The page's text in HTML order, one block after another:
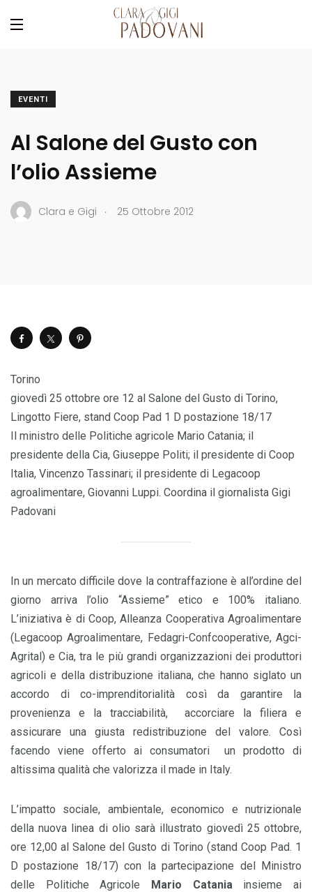
EVENTI
Al Salone del Gusto con
l’olio Assieme
Clara e Gigi . 25 Ottobre 2012
Torino
giovedì 25 ottobre ore 12 al Salone del Gusto di Torino,
Lingotto Fiere, stand Coop Pad 1 D postazione 18/17
Il ministro delle Politiche agricole Mario Catania; il
presidente della Cia, Giuseppe Politi; il presidente di Coop
Italia, Vincenzo Tassinari; il presidente di Legacoop
agroalimentare, Giovanni Luppi. Coordina il giornalista Gigi
Padovani
In un mercato difficile dove la contraffazione è all’ordine del
giorno arriva l’olio “Assieme” etico e 100% italiano.
L’iniziativa è di Coop, Alleanza Cooperativa Agroalimentare
(Legacoop Agroalimentare, Fedagri-Confcooperative, Agci-
Agrital) e Cia, tra le più grandi organizzazioni dei produttori
agricoli e della distribuzione italiana, che hanno siglato un
accordo di co-imprenditorialità così da garantire la
provenienza e la tracciabilità, accorciare la filiera e
assicurare una giusta redistribuzione del valore. Così
facendo viene offerto ai consumatori un prodotto di
altissima qualità che valorizza il made in Italy.
L’impatto sociale, ambientale, economico e nutrizionale
della nuova linea di olio sarà illustrato giovedì 25 ottobre,
ore 12,00 al Salone del Gusto di Torino (stand Coop Pad. 1
D postazione 18/17) con la partecipazione del Ministro
delle Politiche Agricole Mario Cataniainsieme ai